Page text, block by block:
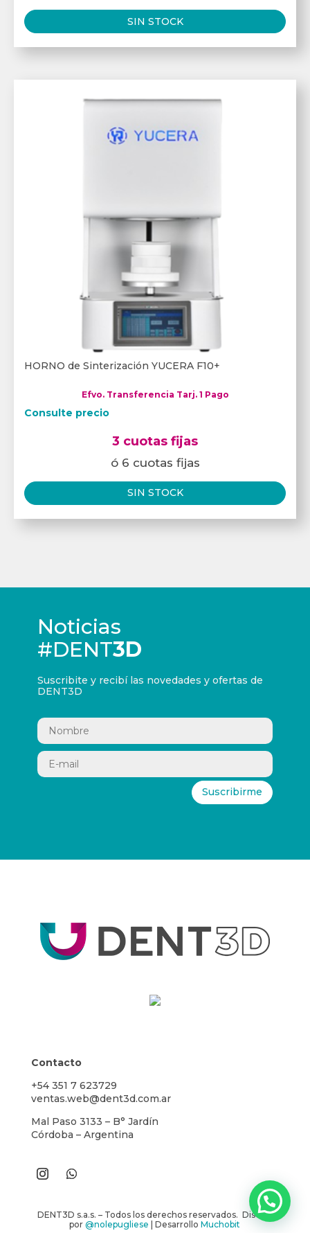
SIN STOCK
HORNO de Sinterización YUCERA F10+
Efvo. Transferencia Tarj. 1 Pago
Consulte precio
3 cuotas fijas
ó 6 cuotas fijas
SIN STOCK
Noticias
#DENT3D
Suscribite y recibí las novedades y ofertas de
DENT3D
Suscribirme
Contacto
+54 351 7 623729
ventas.web@dent3d.com.ar
Mal Paso 3133 – B° Jardín
Córdoba – Argentina
DENT3D s.a.s. – Todos los derechos reservados. Diseño
por@nolepugliese | DesarrolloMuchobit